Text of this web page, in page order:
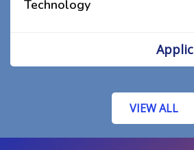
Technology
VIEW ALL